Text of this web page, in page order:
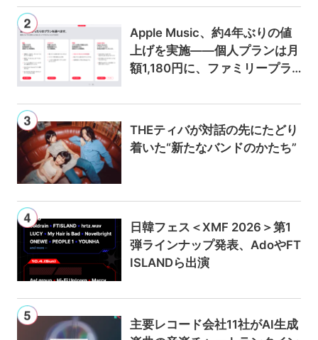
Apple Music、約4年ぶりの値
上げを実施——個人プランは月
額1,180円に、ファミリープラ
THEティバが対話の先にたどり
着いた“新たなバンドのかたち”
日韓フェス＜XMF 2026＞第1
弾ラインナップ発表、AdoやFT
ISLANDら出演
主要レコード会社11社がAI生成